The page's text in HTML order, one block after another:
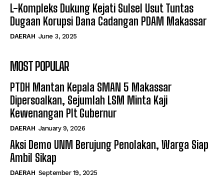
L-Kompleks Dukung Kejati Sulsel Usut Tuntas
Dugaan Korupsi Dana Cadangan PDAM Makassar
DAERAH June 3, 2025
MOST POPULAR
PTDH Mantan Kepala SMAN 5 Makassar
Dipersoalkan, Sejumlah LSM Minta Kaji
Kewenangan Plt Gubernur
DAERAH January 9, 2026
Aksi Demo UNM Berujung Penolakan, Warga Siap
Ambil Sikap
DAERAH September 19, 2025